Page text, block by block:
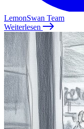
LemonSwan Team
Weiterlesen